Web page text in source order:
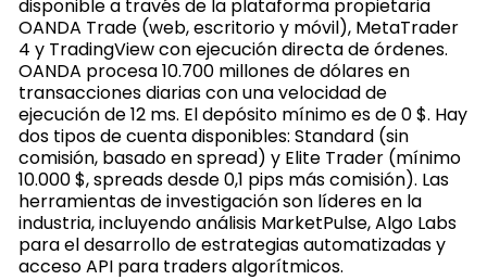
disponible a través de la plataforma propietaria
OANDA Trade (web, escritorio y móvil), MetaTrader
4 y TradingView con ejecución directa de órdenes.
OANDA procesa 10.700 millones de dólares en
transacciones diarias con una velocidad de
ejecución de 12 ms. El depósito mínimo es de 0 $. Hay
dos tipos de cuenta disponibles: Standard (sin
comisión, basado en spread) y Elite Trader (mínimo
10.000 $, spreads desde 0,1 pips más comisión). Las
herramientas de investigación son líderes en la
industria, incluyendo análisis MarketPulse, Algo Labs
para el desarrollo de estrategias automatizadas y
acceso API para traders algorítmicos.